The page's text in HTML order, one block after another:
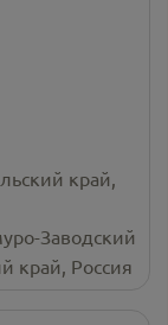
край,
Заводский
край, Россия